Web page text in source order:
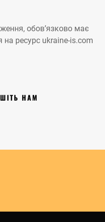
обов’язково має
на ресурс ukraine-is.com
НАМ